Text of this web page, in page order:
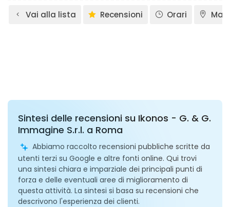
Vai alla lista Recensioni Orari
Sintesi delle recensioni su Ikonos - G. & G.
Immagine S.r.l. a Roma
Abbiamo raccolto recensioni pubbliche scritte da
utenti terzi su Google e altre fonti online. Qui trovi
una sintesi chiara e imparziale dei principali punti di
forza e delle eventuali aree di miglioramento di
questa attività. La sintesi si basa su recensioni che
descrivono l'esperienza dei clienti.